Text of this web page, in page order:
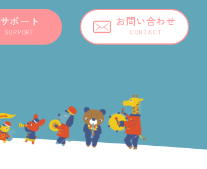
サポート
SUPPORT
お問い合わせ
CONTACT